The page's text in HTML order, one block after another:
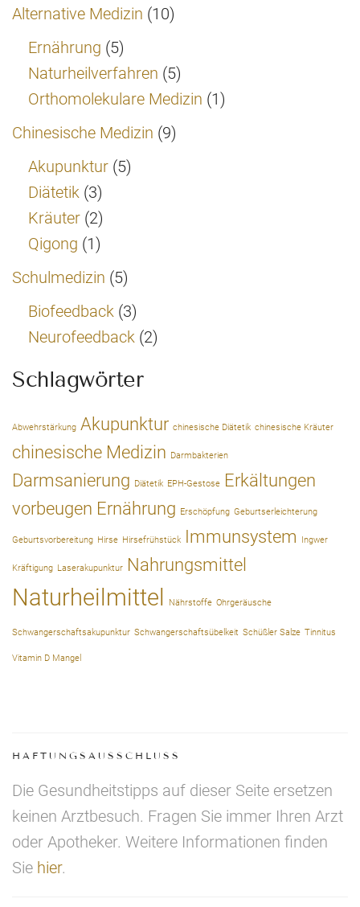
Alternative Medizin (10)
Ernährung (5)
Naturheilverfahren (5)
Orthomolekulare Medizin (1)
Chinesische Medizin (9)
Akupunktur (5)
Diätetik (3)
Kräuter (2)
Qigong (1)
Schulmedizin (5)
Biofeedback (3)
Neurofeedback (2)
Schlagwörter
Abwehrstärkung Akupunktur chinesische Diätetik chinesische Kräuter
chinesische Medizin Darmbakterien
Darmsanierung Diätetik EPH-Gestose Erkältungen
vorbeugen Ernährung Erschöpfung Geburtserleichterung
Geburtsvorbereitung Hirse Hirsefrühstück Immunsystem Ingwer
Kräftigung Laserakupunktur Nahrungsmittel
Naturheilmittel Nährstoffe Ohrgeräusche
Schwangerschaftsakupunktur Schwangerschaftsübelkeit Schüßler Salze Tinnitus
Vitamin D Mangel
HAFTUNGSAUSSCHLUSS
Die Gesundheitstipps auf dieser Seite ersetzen
keinen Arztbesuch. Fragen Sie immer Ihren Arzt
oder Apotheker. Weitere Informationen finden
Sie hier.